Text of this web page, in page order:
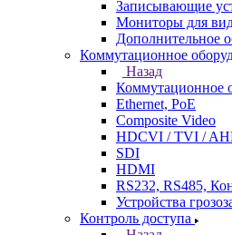
Записывающие
Мониторы для
Дополнительное
Коммутационное
Назад
Коммутационное
Ethernet, PoE
Composite Video
HDCVI / TVI /
SDI
HDMI
RS232, RS485,
Устройства
Контроль доступа